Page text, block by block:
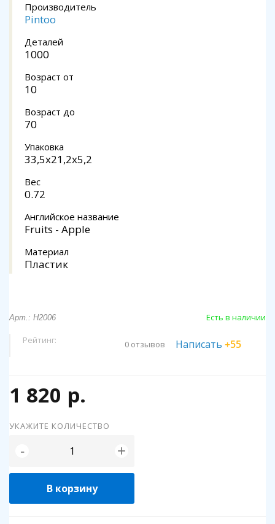
Производитель
Pintoo
Деталей
1000
Возраст от
10
Возраст до
70
Упаковка
33,5x21,2x5,2
Вес
0.72
Английское название
Fruits - Apple
Материал
Пластик
Арт.: Н2006 Есть в наличии
Рейтинг: 0 отзывов Написать +55
1 820 р.
УКАЖИТЕ КОЛИЧЕСТВО
- +
В корзину